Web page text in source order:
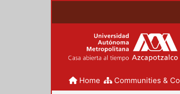
Home Communities &